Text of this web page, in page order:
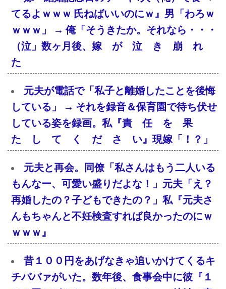
てるよｗｗｗ 氏ねばいいのにｗ』男「わろｗ
ｗｗｗ」 → 俺「そうきたか。それなら・・・
（泣」数ヶ月後、嫁 が 泣 き 崩 れ
た
元夫が電話で「私子と離婚したことを後悔
している」 → それを録音＆保育園で待ち伏せ
している姿を録画。私『責 任 を 果
た し て く だ さ い』現嫁「！？」
元夫と再会。同僚「私さんはもう二人いる
もんなー、可愛い盛りだよな！」元夫「え？
再婚したの？子どもできたの？」私『元夫さ
んもちゃんと不妊検査すれば良かったのにｗ
ｗｗｗ』
昔１００円をあげなきゃ追いかけてくるキ
チババァがいた。数年後、食事会中に彼『１